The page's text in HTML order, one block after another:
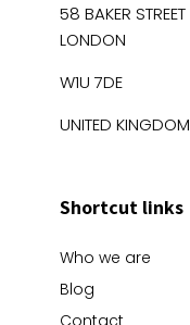
58 BAKER STREET
LONDON
W1U 7DE
UNITED KINGDOM
Shortcut links
Who we are
Blog
Contact